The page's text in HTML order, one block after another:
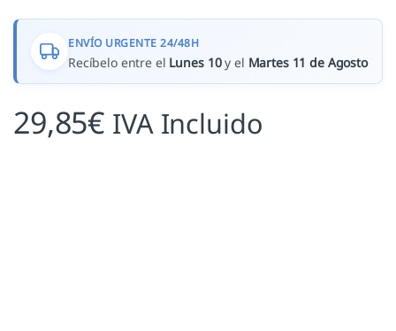
ENVÍO URGENTE 24/48H
Recíbelo entre el Lunes 10y el Martes 11 de Agosto
29,85€ IVA Incluido